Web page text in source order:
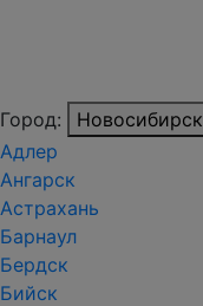
Город:
Новосибирск
Адлер
Ангарск
Астрахань
Барнаул
Бердск
Бийск